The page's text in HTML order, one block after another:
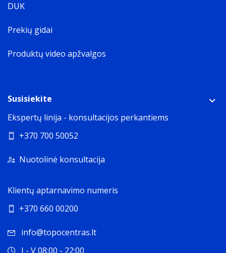
DUK
Prekių gidai
Produktų video apžvalgos
Susisiekite
Ekspertų linija - konsultacijos perkantiems
+370 700 50052
Nuotolinė konsultacija
Klientų aptarnavimo numeris
+370 660 00200
info@topocentras.lt
I - V 08:00 - 22:00